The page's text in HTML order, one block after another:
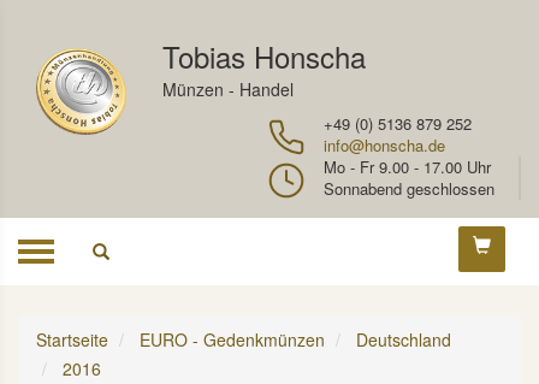
Tobias Honscha
Münzen - Handel
+49 (0) 5136 879 252
info@honscha.de
Mo - Fr 9.00 - 17.00 Uhr
Sonnabend geschlossen
Toggle
Startseite EURO - Gedenkmünzen
Deutschland
2016